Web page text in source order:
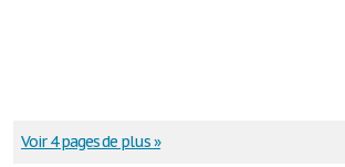
Voir 4 pages de plus »